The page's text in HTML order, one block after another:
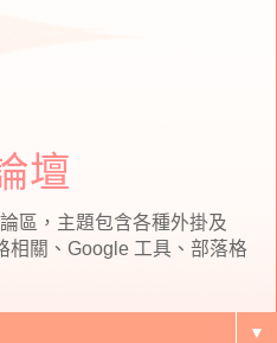
壇
區，主題包含各種外掛及
相關、Google 工具、部落格
▼